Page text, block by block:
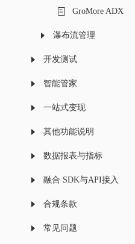
GroMore ADX
瀑布流管理
开发测试
智能管家
一站式变现
其他功能说明
数据报表与指标
融合 SDK与API接入
合规条款
常见问题